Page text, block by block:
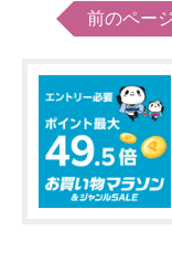
前のペー